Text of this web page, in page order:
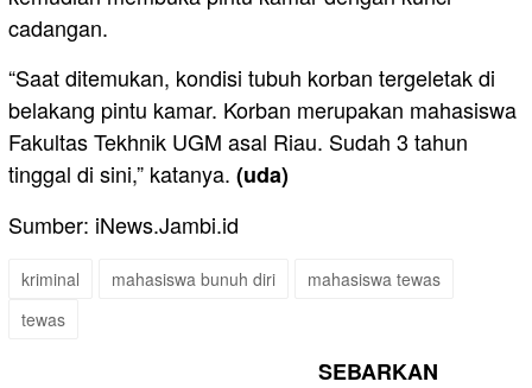
cadangan.
“Saat ditemukan, kondisi tubuh korban tergeletak di
belakang pintu kamar. Korban merupakan mahasiswa
Fakultas Tekhnik UGM asal Riau. Sudah 3 tahun
tinggal di sini,” katanya. (uda)
Sumber: iNews.Jambi.id
kriminal mahasiswa bunuh diri
mahasiswa tewas
tewas
SEBARKAN